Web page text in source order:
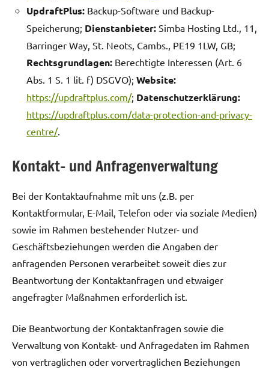
UpdraftPlus: Backup-Software und Backup-
Speicherung; Dienstanbieter: Simba Hosting Ltd., 11,
Barringer Way, St. Neots, Cambs., PE19 1LW, GB;
Rechtsgrundlagen: Berechtigte Interessen (Art. 6
Abs. 1 S. 1 lit. f) DSGVO); Website:
https://updraftplus.com/; Datenschutzerklärung:
https://updraftplus.com/data-protection-and-privacy-
centre/.
Kontakt- und Anfragenverwaltung
Bei der Kontaktaufnahme mit uns (z.B. per
Kontaktformular, E-Mail, Telefon oder via soziale Medien)
sowie im Rahmen bestehender Nutzer- und
Geschäftsbeziehungen werden die Angaben der
anfragenden Personen verarbeitet soweit dies zur
Beantwortung der Kontaktanfragen und etwaiger
angefragter Maßnahmen erforderlich ist.
Die Beantwortung der Kontaktanfragen sowie die
Verwaltung von Kontakt- und Anfragedaten im Rahmen
von vertraglichen oder vorvertraglichen Beziehungen